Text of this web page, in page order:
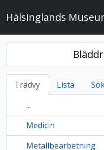
Hälsinglands
Trädvy Lista
...
Medicin
Metallbearbetning